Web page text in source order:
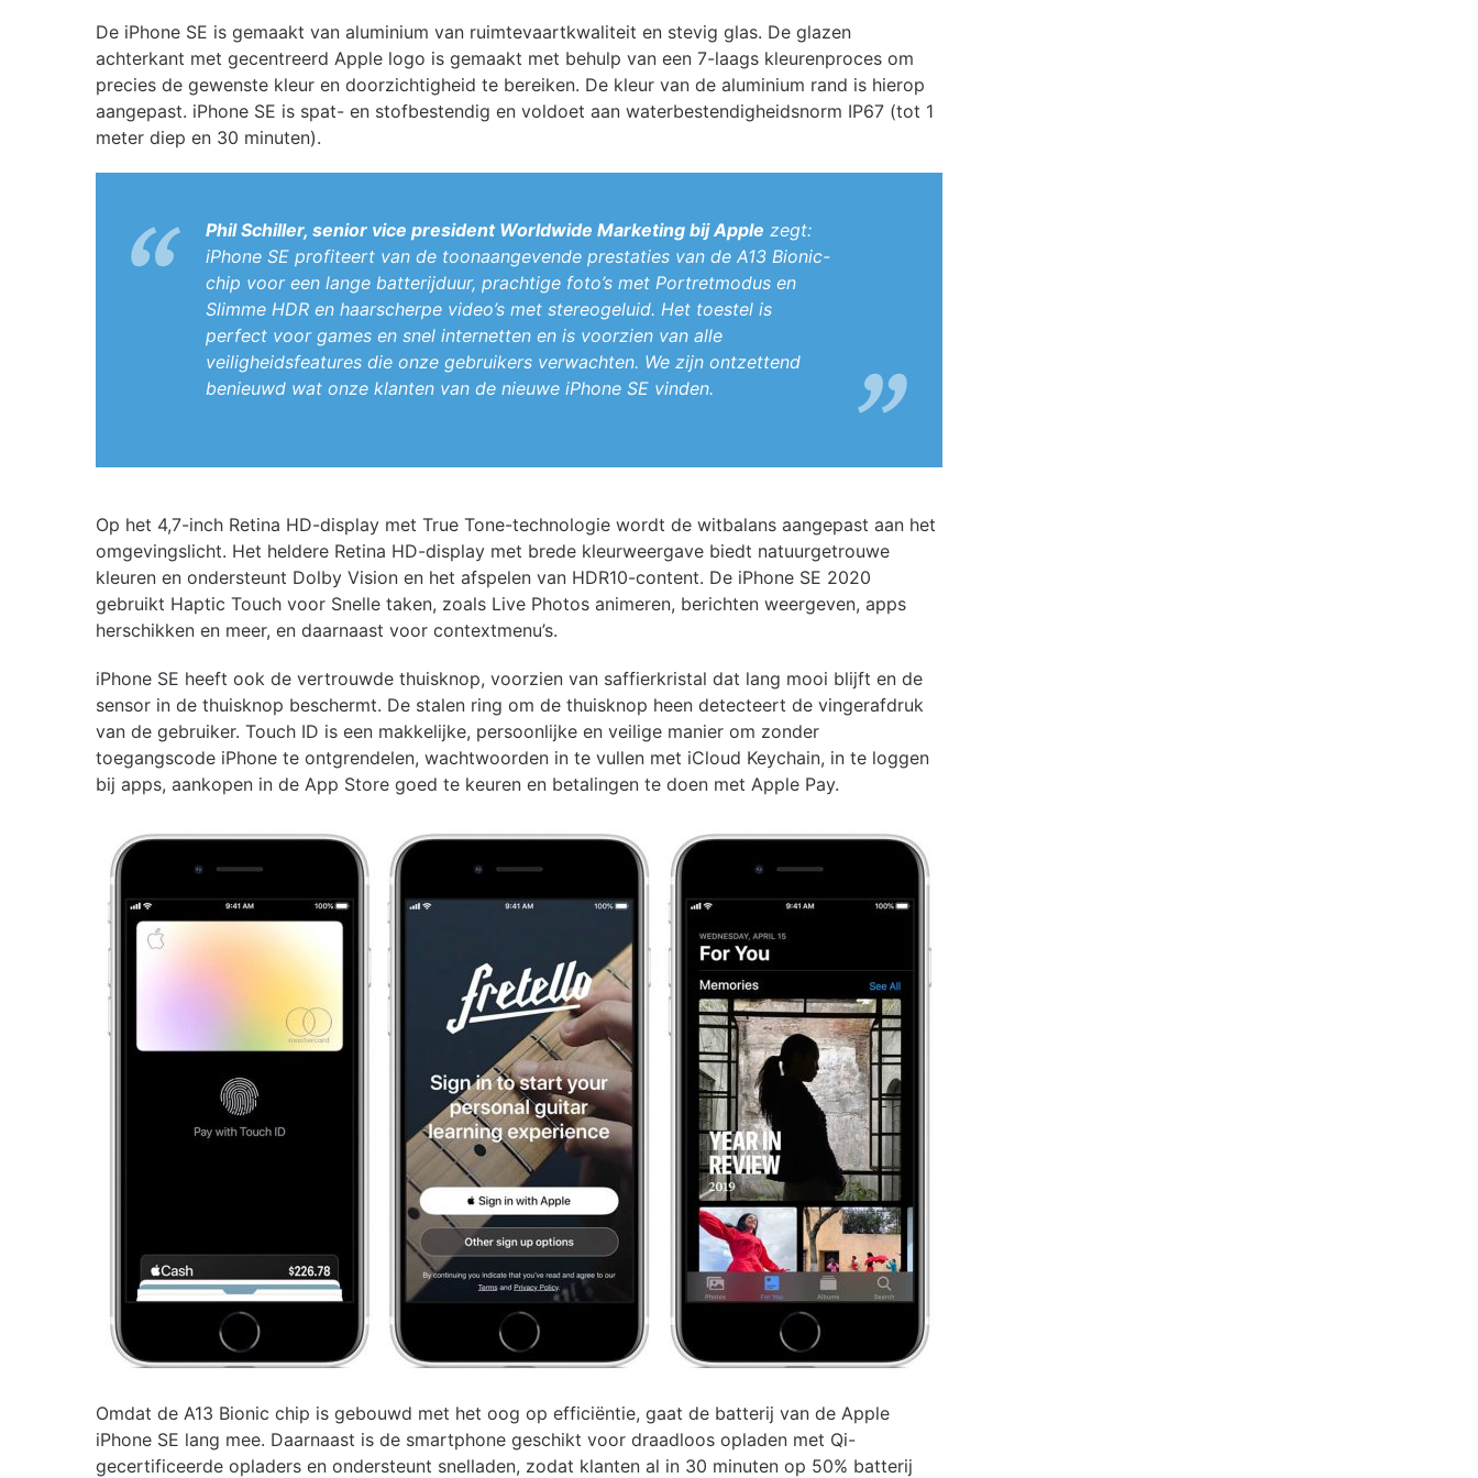
De iPhone SE is gemaakt van aluminium van ruimtevaartkwaliteit en stevig glas. De glazen
achterkant met gecentreerd Apple logo is gemaakt met behulp van een 7-laags kleurenproces om
precies de gewenste kleur en doorzichtigheid te bereiken. De kleur van de aluminium rand is hierop
aangepast. iPhone SE is spat- en stofbestendig en voldoet aan waterbestendigheidsnorm IP67 (tot 1
meter diep en 30 minuten).
Phil Schiller, senior vice president Worldwide Marketing bij Apple zegt:
iPhone SE profiteert van de toonaangevende prestaties van de A13 Bionic-
chip voor een lange batterijduur, prachtige foto’s met Portretmodus en
Slimme HDR en haarscherpe video’s met stereogeluid. Het toestel is
perfect voor games en snel internetten en is voorzien van alle
veiligheidsfeatures die onze gebruikers verwachten. We zijn ontzettend
benieuwd wat onze klanten van de nieuwe iPhone SE vinden.
Op het 4,7-inch Retina HD-display met True Tone-technologie wordt de witbalans aangepast aan het
omgevingslicht. Het heldere Retina HD-display met brede kleurweergave biedt natuurgetrouwe
kleuren en ondersteunt Dolby Vision en het afspelen van HDR10-content. De iPhone SE 2020
gebruikt Haptic Touch voor Snelle taken, zoals Live Photos animeren, berichten weergeven, apps
herschikken en meer, en daarnaast voor contextmenu’s.
iPhone SE heeft ook de vertrouwde thuisknop, voorzien van saffierkristal dat lang mooi blijft en de
sensor in de thuisknop beschermt. De stalen ring om de thuisknop heen detecteert de vingerafdruk
van de gebruiker. Touch ID is een makkelijke, persoonlijke en veilige manier om zonder
toegangscode iPhone te ontgrendelen, wachtwoorden in te vullen met iCloud Keychain, in te loggen
bij apps, aankopen in de App Store goed te keuren en betalingen te doen met Apple Pay.
Omdat de A13 Bionic chip is gebouwd met het oog op efficiëntie, gaat de batterij van de Apple
iPhone SE lang mee. Daarnaast is de smartphone geschikt voor draadloos opladen met Qi-
gecertificeerde opladers en ondersteunt snelladen, zodat klanten al in 30 minuten op 50% batterij